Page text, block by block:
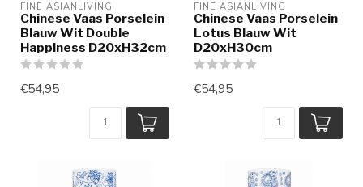
FINE ASIANLIVING
Chinese Vaas Porselein
Blauw Wit Double
Happiness D20xH32cm
€54,95
FINE ASIANLIVING
Chinese Vaas Porselein
Lotus Blauw Wit
D20xH30cm
€54,95